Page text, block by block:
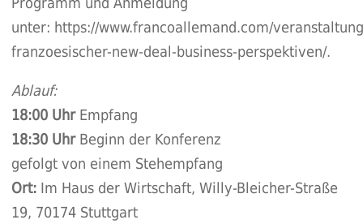
unter: https://www.francoallemand.com/
franzoesischer-new-deal-business-perspektiven/.
Ablauf:
18:00 Uhr Empfang
18:30 UhrBeginn der Konferenz
gefolgt von einem Stehempfang
Ort:Im Haus der Wirtschaft, Willy-Bleicher-Straße
19, 70174 Stuttgart